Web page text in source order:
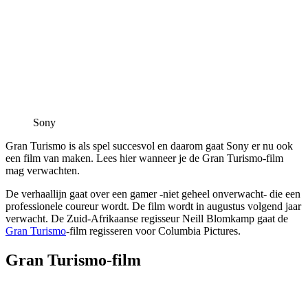
Sony
Gran Turismo is als spel succesvol en daarom gaat Sony er nu ook
een film van maken. Lees hier wanneer je de Gran Turismo-film
mag verwachten.
De verhaallijn gaat over een gamer -niet geheel onverwacht- die een
professionele coureur wordt. De film wordt in augustus volgend jaar
verwacht. De Zuid-Afrikaanse regisseur Neill Blomkamp gaat de
Gran Turismo-film regisseren voor Columbia Pictures.
Gran Turismo-film